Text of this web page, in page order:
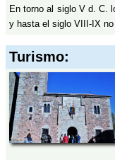
En torno al siglo V d. C.
y hasta el siglo VIII-IX
Turismo: